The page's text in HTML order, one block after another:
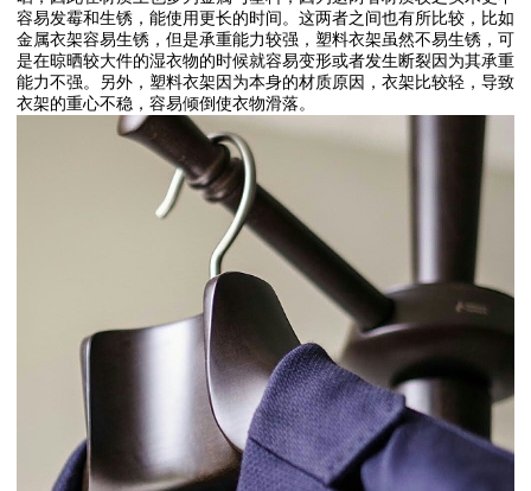
容易发霉和生锈，能使用更长的时间。这两者之间也有所比较，比如
金属衣架容易生锈，但是承重能力较强，塑料衣架虽然不易生锈，可
是在晾晒较大件的湿衣物的时候就容易变形或者发生断裂因为其承重
能力不强。另外，塑料衣架因为本身的材质原因，衣架比较轻，导致
衣架的重心不稳，容易倾倒使衣物滑落。